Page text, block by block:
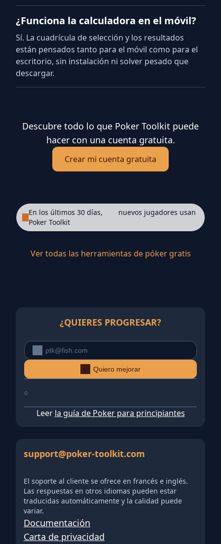
¿Funciona la calculadora en el móvil?
Sí. La cuadrícula de selección y los resultados
están pensados tanto para el móvil como para el
escritorio, sin instalación ni solver pesado que
descargar.
Descubre todo lo que Poker Toolkit puede
hacer con una cuenta gratuita.
Crear mi cuenta gratuita
En los últimos 30 días,
nuevos jugadores usan
Poker Toolkit
Ver todas las herramientas de póker gratis
¿QUIERES PROGRESAR?
Quiero mejorar
o
Leer la guía de Poker para principiantes
support@poker-toolkit.com
El soporte al cliente se ofrece en francés e inglés.
Las respuestas en otros idiomas pueden estar
traducidas automáticamente y la calidad puede
variar.
Documentación
Carta de privacidad